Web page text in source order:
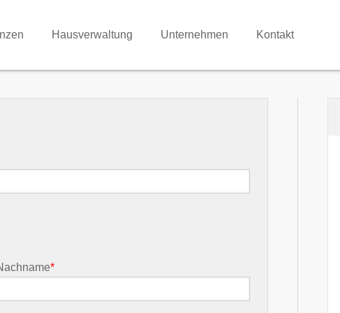
Hausverwaltung Unternehmen Kontakt
*